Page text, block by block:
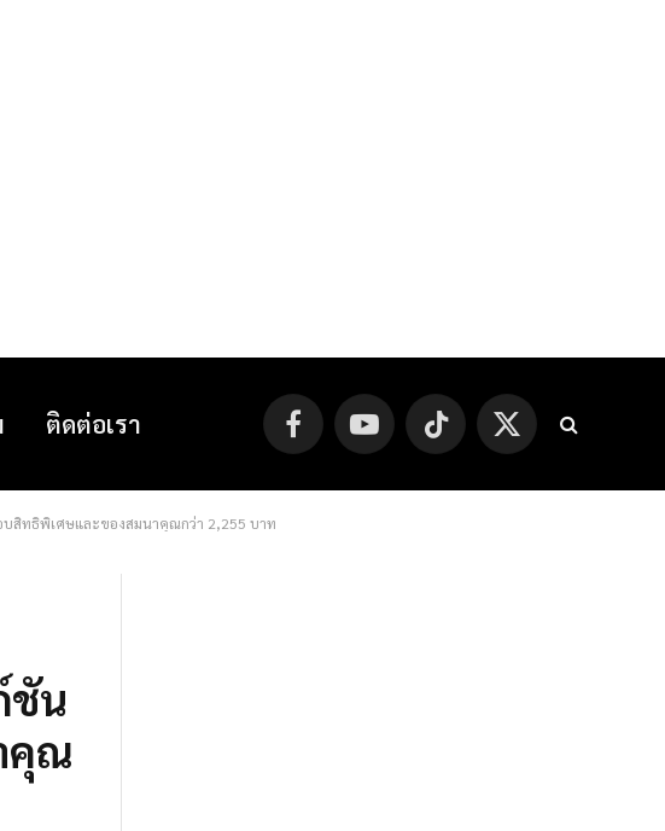
ติดต่อเรา FacebookYouTube TikTok
X
(Twitter)
อบสิทธิพิเศษและของสมนาคุณกว่า 2,255 บาท
ชัน
คุณ